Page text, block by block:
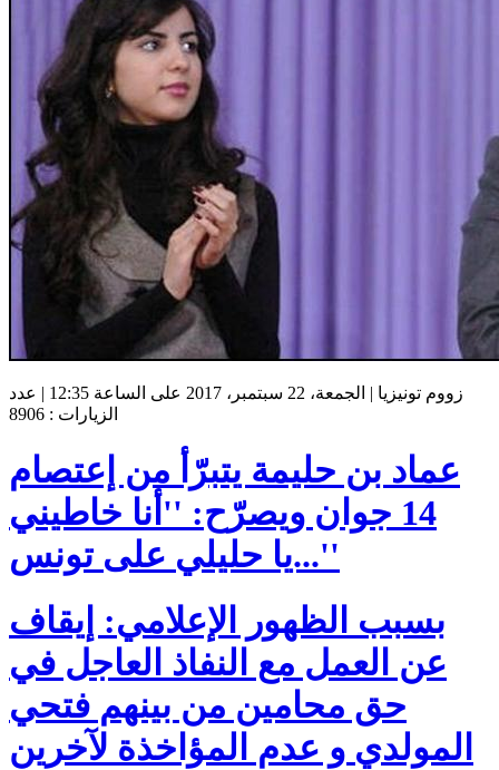
زووم تونيزيا | الجمعة، 22 سبتمبر، 2017 على الساعة 12:35 | عدد
الزيارات : 8906
عماد بن حليمة يتبرّأ من إعتصام
14 جوان ويصرّح: ''أنا خاطيني
...يا حليلي على تونس''
بسبب الظهور الإعلامي: إيقاف
عن العمل مع النفاذ العاجل في
حق محامين من بينهم فتحي
المولدي و عدم المؤاخذة لآخرين